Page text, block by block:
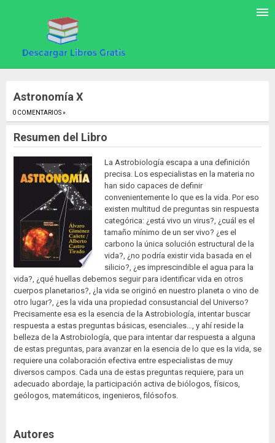
Astronomía X
0 COMENTARIOS ».
Resumen del Libro
La Astrobiología escapa a una definición
precisa. Los especialistas en la materia no
han sido capaces de definir
convenientemente lo que es la vida. Por eso
existen multitud de preguntas sin respuesta
categórica: ¿está vivo un virus?, ¿cuál es el
tamaño mínimo de un ser vivo? ¿es el
carbono la única solución estructural de la
vida?, ¿no podría existir vida basada en el
silicio?, ¿es imprescindible el agua para la
vida?, ¿qué huellas debemos seguir para identificar vida en otros
cuerpos planetarios?, ¿la vida se originó en nuestro planeta o vino de
otro lugar?, ¿es la vida una propiedad consustancial del Universo?
Precisamente esa es la esencia de la Astrobiología, intentar buscar
respuesta a estas preguntas básicas, esenciales…, y ahí reside la
belleza de la Astrobiología, que para intentar dar respuesta a alguna
de estas preguntas, para avanzar en la esencia de lo que es la vida, se
requiere una colaboración efectiva entre especialistas de muy
diversos campos. Cada una de estas preguntas requiere, para un
adecuado abordaje, la participación activa de biólogos, físicos,
geólogos, matemáticos, ingenieros, filósofos.
Autores